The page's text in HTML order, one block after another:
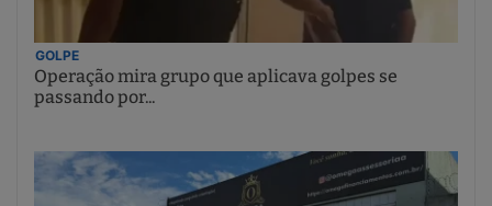
GOLPE
Operação mira grupo que aplicava golpes se
passando por...